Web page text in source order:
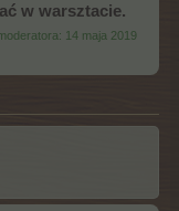
w warsztacie.
14 maja 2019